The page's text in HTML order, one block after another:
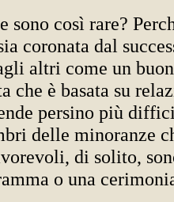
sono così rare?
coronata dal
altri come un
che è basata su
persino più
delle minoranze
di solito,
o una